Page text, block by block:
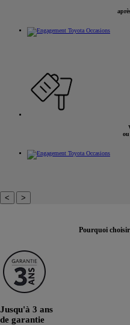
ou
< >
Pourquoi
Jusqu'à 3 ans
de garantie